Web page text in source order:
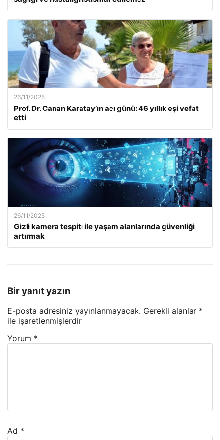
26/11/2025
Prof. Dr. Canan Karatay’ın acı günü: 46 yıllık eşi vefat
etti
26/11/2025
Gizli kamera tespiti ile yaşam alanlarında güvenliği
artırmak
Bir yanıt yazın
E-posta adresiniz yayınlanmayacak. Gerekli alanlar *
ile işaretlenmişlerdir
Yorum *
Ad *